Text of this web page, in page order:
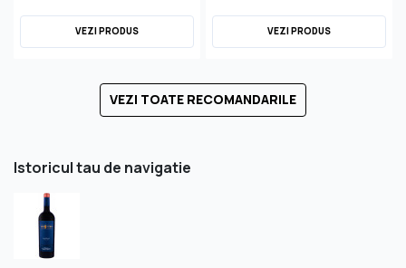
VEZI PRODUS VEZI PRODUS
VEZI TOATE RECOMANDARILE
Istoricul tau de navigatie